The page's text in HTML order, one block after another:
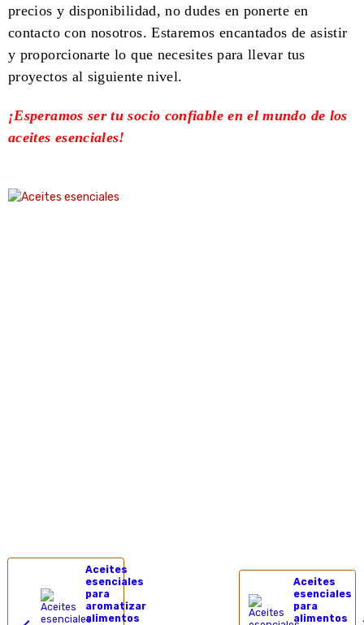
precios y disponibilidad, no dudes en ponerte en
contacto con nosotros. Estaremos encantados de asistir
y proporcionarte lo que necesites para llevar tus
proyectos al siguiente nivel.
¡Esperamos ser tu socio confiable en el mundo de los
aceites esenciales!
Aceites
esenciales
para
aromatizar
alimentos
Aceites
esenciales
para
alimentos